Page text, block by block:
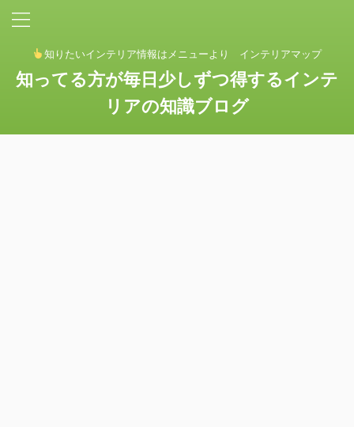
知りたいインテリア情報はメニューより インテリアマップ
知ってる方が毎日少しずつ得するインテ
リアの知識ブログ